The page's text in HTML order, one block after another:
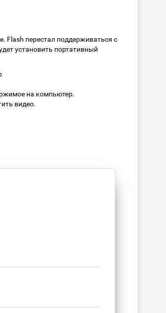
Flash перестал поддерживаться с
установить портативный
на компьютер.
видео.